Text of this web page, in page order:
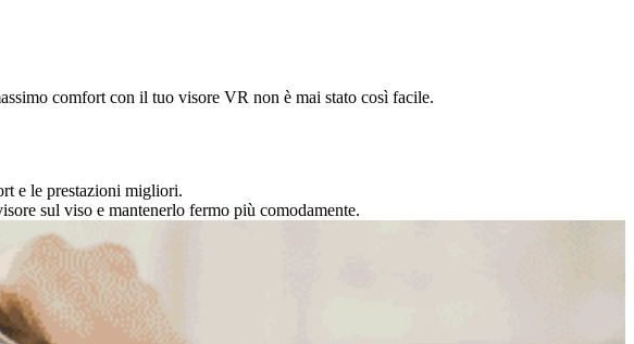
comfort con il tuo visore VR non è mai stato così facile.
e le prestazioni migliori.
sul viso e mantenerlo fermo più comodamente.